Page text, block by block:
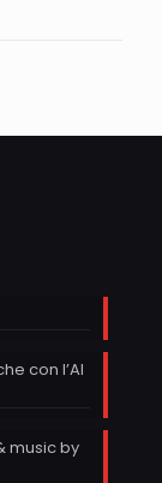
con l’AI
music by